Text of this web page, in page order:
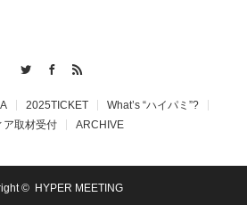
2025TICKET
What’s “ハイパミ”?
ア取材受付
ARCHIVE
© HYPER MEETING